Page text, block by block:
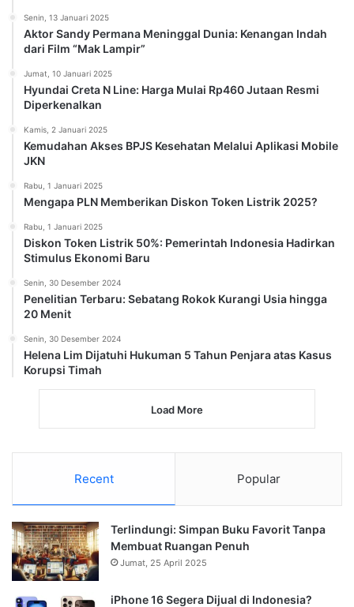
Senin, 13 Januari 2025
Aktor Sandy Permana Meninggal Dunia: Kenangan Indah
dari Film “Mak Lampir”
Jumat, 10 Januari 2025
Hyundai Creta N Line: Harga Mulai Rp460 Jutaan Resmi
Diperkenalkan
Kamis, 2 Januari 2025
Kemudahan Akses BPJS Kesehatan Melalui Aplikasi Mobile
JKN
Rabu, 1 Januari 2025
Mengapa PLN Memberikan Diskon Token Listrik 2025?
Rabu, 1 Januari 2025
Diskon Token Listrik 50%: Pemerintah Indonesia Hadirkan
Stimulus Ekonomi Baru
Senin, 30 Desember 2024
Penelitian Terbaru: Sebatang Rokok Kurangi Usia hingga
20 Menit
Senin, 30 Desember 2024
Helena Lim Dijatuhi Hukuman 5 Tahun Penjara atas Kasus
Korupsi Timah
Load More
Recent Popular
Terlindungi: Simpan Buku Favorit Tanpa
Membuat Ruangan Penuh
Jumat, 25 April 2025
iPhone 16 Segera Dijual di Indonesia?